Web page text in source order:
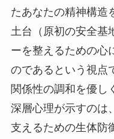
たあなたの精神構造
土台（原初の安全基
ーを整えるための心
のであるという視点
関係性の調和を優し
深層心理が示すのは
支えるための生体防